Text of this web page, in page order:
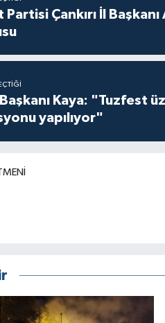
Çankırı İl
Kaya: "Tuzfest
yapılıyor"